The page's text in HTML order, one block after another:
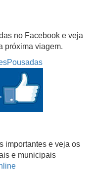
no Facebook e veja
próxima viagem.
importantes e veja os
e municipais